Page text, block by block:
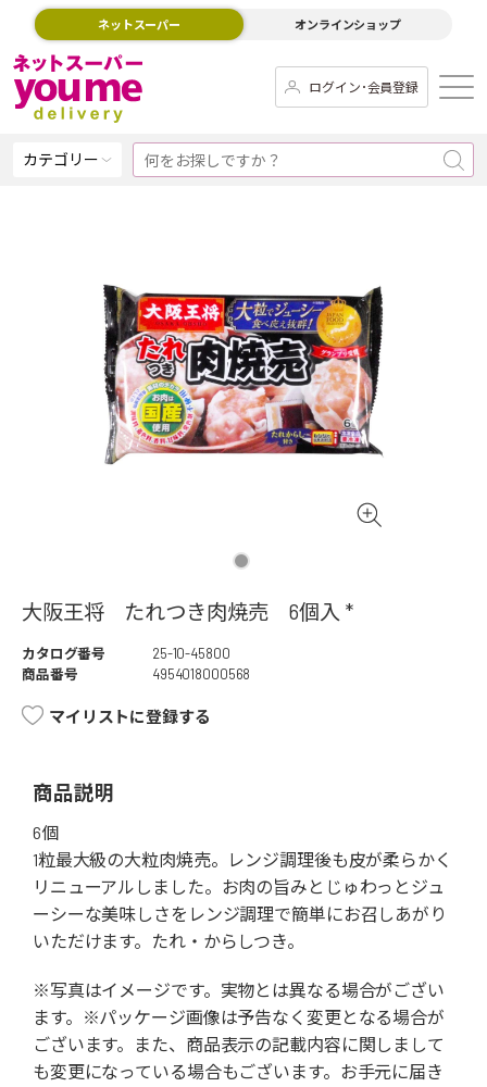
ネットスーパー オンラインショップ
ログイン･会員登録
カテゴリー
大阪王将 たれつき肉焼売 6個入 *
カタログ番号
25-10-45800
商品番号
4954018000568
マイリストに登録する
商品説明
6個
1粒最大級の大粒肉焼売。レンジ調理後も皮が柔らかく
リニューアルしました。お肉の旨みとじゅわっとジュ
ーシーな美味しさをレンジ調理で簡単にお召しあがり
いただけます。たれ・からしつき。
※写真はイメージです。実物とは異なる場合がござい
ます。※パッケージ画像は予告なく変更となる場合が
ございます。また、商品表示の記載内容に関しまして
も変更になっている場合もございます。お手元に届き